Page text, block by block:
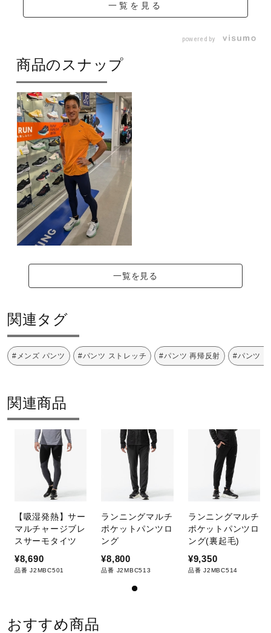
一覧を見る
powered by
商品のスナップ
一覧を見る
関連タグ
#メンズ パンツ #パンツ ストレッチ #パンツ 再帰反射 #パンツ
関連商品
【吸湿発熱】サー
マルチャージブレ
スサーモタイツ
¥8,690
品番 J2MBC501
ランニングマルチ
ポケットパンツロ
ング
¥8,800
品番 J2MBC513
ランニングマルチ
ポケットパンツロ
ング(裏起毛)
¥9,350
品番 J2MBC514
おすすめ商品